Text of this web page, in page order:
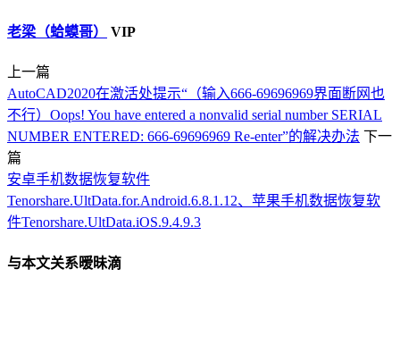
老梁（蛤蟆哥） VIP
上一篇
AutoCAD2020在激活处提示“（输入666-69696969界面断网也
不行）Oops! You have entered a nonvalid serial number SERIAL
NUMBER ENTERED: 666-69696969 Re-enter”的解决办法
下一
篇
安卓手机数据恢复软件
Tenorshare.UltData.for.Android.6.8.1.12、苹果手机数据恢复软
件Tenorshare.UltData.iOS.9.4.9.3
与本文关系暧昧滴